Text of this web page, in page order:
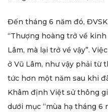
Đến tháng 6 năm đó,
“Thượng hoàng trở về
Lâm, mà lại trở về vậy”.
ở Vũ Lâm, như vậy phải từ
tức hơn một năm sau khi
Khâm định Việt sử thông
dưới mục “mùa hạ tháng 6